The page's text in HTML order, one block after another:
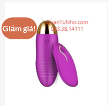
Giảm giá!